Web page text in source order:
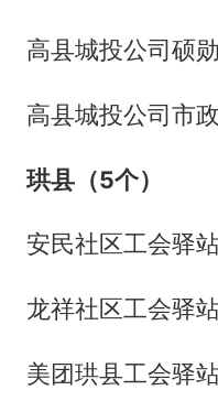
高县城投公司硕
高县城投公司市
珙县（5个）
安民社区工会驿
龙祥社区工会驿
美团珙县工会驿